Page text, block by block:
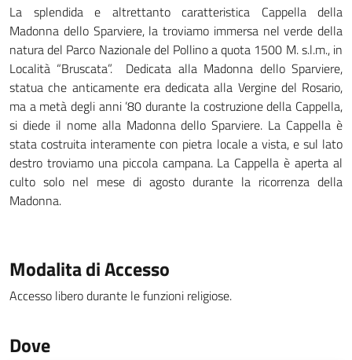
La splendida e altrettanto caratteristica Cappella della
Madonna dello Sparviere, la troviamo immersa nel verde della
natura del Parco Nazionale del Pollino a quota 1500 M. s.l.m., in
Località “Bruscata”. Dedicata alla Madonna dello Sparviere,
statua che anticamente era dedicata alla Vergine del Rosario,
ma a metà degli anni ’80 durante la costruzione della Cappella,
si diede il nome alla Madonna dello Sparviere. La Cappella è
stata costruita interamente con pietra locale a vista, e sul lato
destro troviamo una piccola campana. La Cappella è aperta al
culto solo nel mese di agosto durante la ricorrenza della
Madonna.
Modalita di Accesso
Accesso libero durante le funzioni religiose.
Dove